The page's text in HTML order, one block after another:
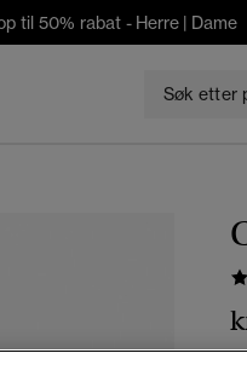
til 50% rabat - Herre | Dame